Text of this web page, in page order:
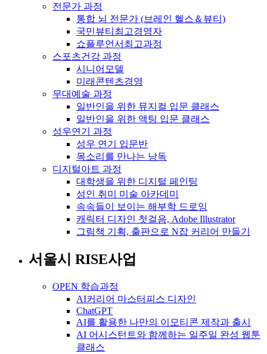
전문가 과정
통합 뇌 전문가 (브레인 헬스＆뷰티)
국민뷰티최고경영자
쇼플루언서최고과정
스포츠건강 과정
시니어모델
미래콘텐츠경영
무대예술 과정
일반인을 위한 뮤지컬 입문 클래스
일반인을 위한 액팅 입문 클래스
성우연기 과정
성우 연기 입문반
목소리를 만나는 낭독
디지털아트 과정
대학생을 위한 디지털 페인팅
성인 취미 미술 아카데미
속속들이 보이는 해부학 드로잉
캐릭터 디자인 첫걸음, Adobe Illustrator
그림책 기획, 출판으로 N잡 커리어 만들기
서울시 RISE사업
OPEN 학습과정
AI커리어 마스터피스 디자인
ChatGPT
AI를 활용한 나만의 이모티콘 제작과 출시
AI 어시스턴트와 함께하는 일주일 완성 웹툰
클래스